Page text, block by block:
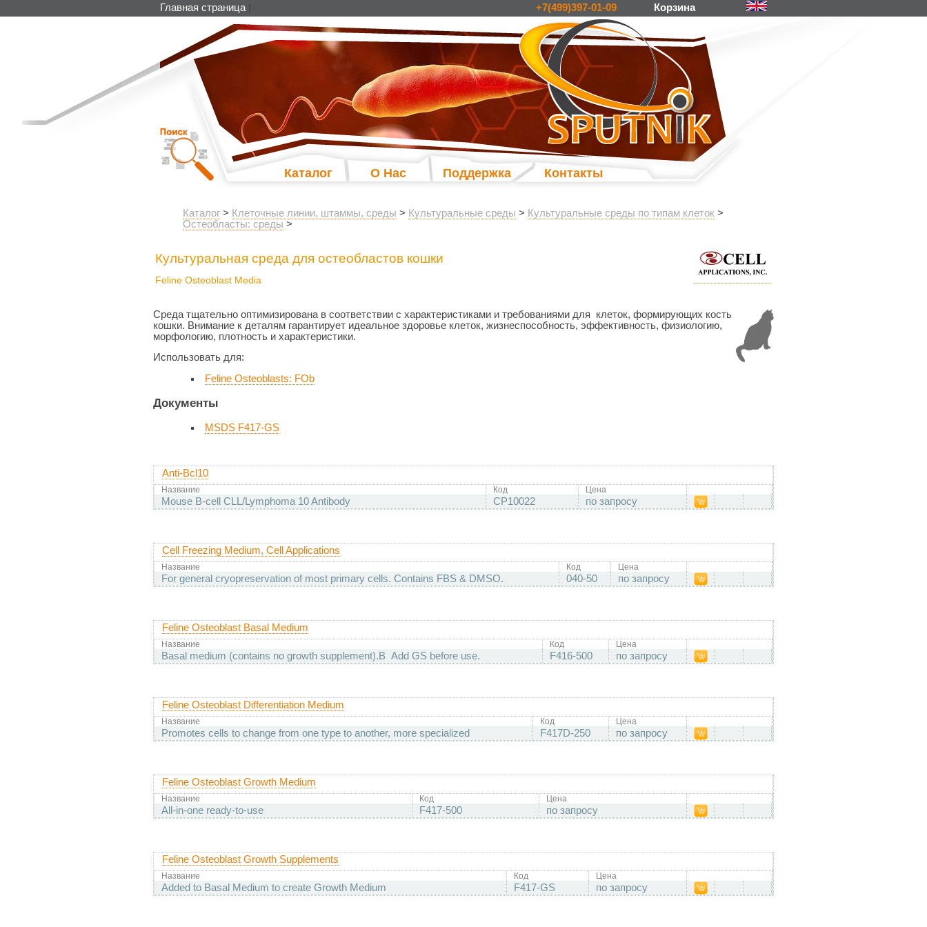
+7(499)397-01-09 Корзина
Главная страница
Каталог О Нас Поддержка Контакты
Каталог > Клеточные линии, штаммы, среды > Культуральные среды > Культуральные среды по типам клеток >
Остеобласты: среды >
Культуральная среда для остеобластов кошки
Feline Osteoblast Media
Среда тщательно оптимизирована в соответствии с характеристиками и требованиями для
клеток, формирующих кость
кошки. Внимание к деталям гарантирует идеальное здоровье клеток, жизнеспособность, эффективность, физиологию,
морфологию, плотность и характеристики.
Использовать для:
Feline Osteoblasts: FOb
Документы
MSDS F417-GS
Anti-Bcl10
Название Код Цена
Mouse B-cell CLL/Lymphoma 10 Antibody CP10022 по запросу
Cell Freezing Medium, Cell Applications
Название Код Цена
For general cryopreservation of most primary cells. Contains FBS & DMSO. 040-50 по запросу
Feline Osteoblast Basal Medium
Название Код Цена
Basal medium (contains no growth supplement).В Add GS before use. F416-500 по запросу
Feline Osteoblast Differentiation Medium
Название Код Цена
Promotes cells to change from one type to another, more specialized F417D-250 по запросу
Feline Osteoblast Growth Medium
Название Код Цена
All-in-one ready-to-use F417-500 по запросу
Feline Osteoblast Growth Supplements
Название Код Цена
Added to Basal Medium to create Growth Medium F417-GS по запросу